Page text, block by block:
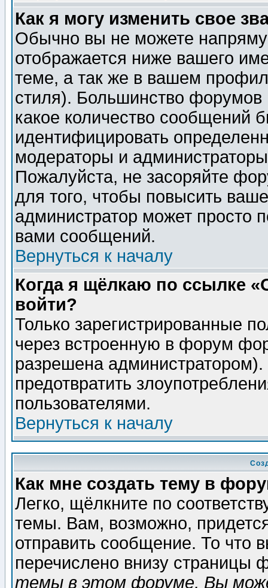
Как я могу изменить свое
Обычно вы не можете
отображается ниже вашего
теме, а так же в вашем
стиля). Большинство форумов
какое количество сообщений
идентифицировать
модераторы и
Пожалуйста, не засоряйте
для того, чтобы повысить
администратор может просто
вами сообщений.
Вернуться к началу
Когда я щёлкаю по ссылке
войти?
Только зарегистрированные
через встроенную в форум
разрешена
предотвратить
пользователями.
Вернуться к началу
Как мне создать тему в
Легко, щёлкните по
темы. Вам, возможно,
отправить сообщение. То что
перечислено внизу страницы
темы в этом форуме, Вы